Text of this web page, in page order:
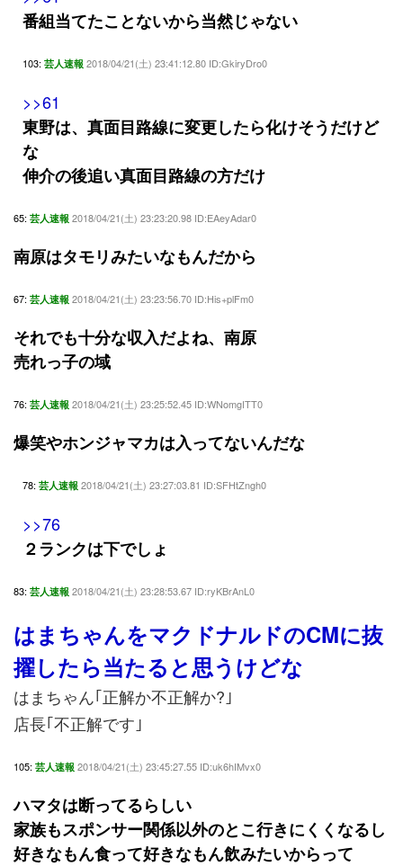
番組当てたことないから当然じゃない
103: 芸人速報 2018/04/21(土) 23:41:12.80 ID:GkiryDro0
>>61
東野は、真面目路線に変更したら化けそうだけど
な
伸介の後追い真面目路線の方だけ
65: 芸人速報 2018/04/21(土) 23:23:20.98 ID:EAeyAdar0
南原はタモリみたいなもんだから
67: 芸人速報 2018/04/21(土) 23:23:56.70 ID:His+plFm0
それでも十分な収入だよね、南原
売れっ子の域
76: 芸人速報 2018/04/21(土) 23:25:52.45 ID:WNomgITT0
爆笑やホンジャマカは入ってないんだな
78: 芸人速報 2018/04/21(土) 23:27:03.81 ID:SFHtZngh0
>>76
２ランクは下でしょ
83: 芸人速報 2018/04/21(土) 23:28:53.67 ID:ryKBrAnL0
はまちゃんをマクドナルドのCMに抜
擢したら当たると思うけどな
はまちゃん｢正解か不正解か?｣
店長｢不正解です｣
105: 芸人速報 2018/04/21(土) 23:45:27.55 ID:uk6hIMvx0
ハマタは断ってるらしい
家族もスポンサー関係以外のとこ行きにくくなるし
好きなもん食って好きなもん飲みたいからって